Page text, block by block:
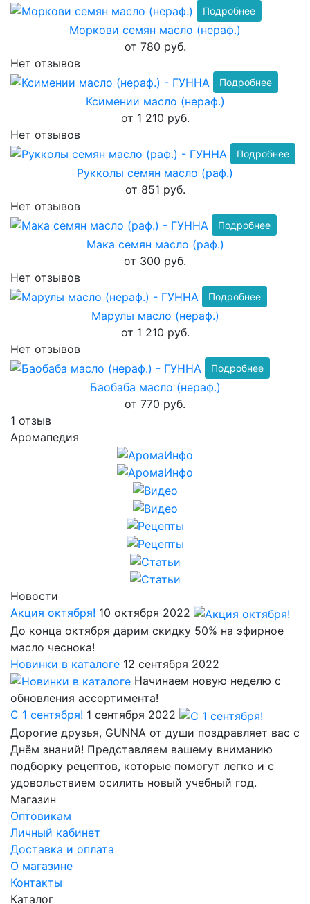
Подробнее
Моркови семян масло (нераф.)
от 780 руб.
Нет отзывов
Подробнее
Ксимении масло (нераф.)
от 1 210 руб.
Нет отзывов
Подробнее
Рукколы семян масло (раф.)
от 851 руб.
Нет отзывов
Подробнее
Мака семян масло (раф.)
от 300 руб.
Нет отзывов
Подробнее
Марулы масло (нераф.)
от 1 210 руб.
Нет отзывов
Подробнее
Баобаба масло (нераф.)
от 770 руб.
1 отзыв
Аромапедия
Новости
Акция октября! 10 октября 2022
До конца октября дарим скидку 50% на эфирное
масло чеснока!
Новинки в каталоге 12 сентября 2022
Начинаем новую неделю с
обновления ассортимента!
С 1 сентября! 1 сентября 2022
Дорогие друзья, GUNNA от души поздравляет вас с
Днём знаний! Представляем вашему вниманию
подборку рецептов, которые помогут легко и с
удовольствием осилить новый учебный год.
Магазин
Оптовикам
Личный кабинет
Доставка и оплата
О магазине
Контакты
Каталог